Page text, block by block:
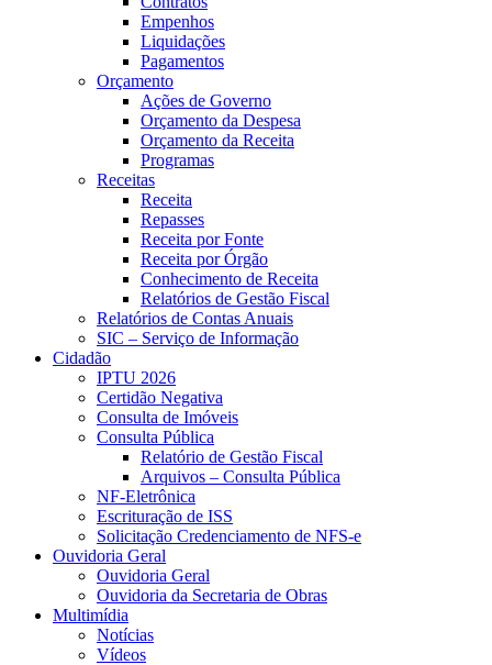
Empenhos
Liquidações
Pagamentos
Orçamento
Ações de Governo
Orçamento da Despesa
Orçamento da Receita
Programas
Receitas
Receita
Repasses
Receita por Fonte
Receita por Órgão
Conhecimento de Receita
Relatórios de Gestão Fiscal
Relatórios de Contas Anuais
SIC – Serviço de Informação
Cidadão
IPTU 2026
Certidão Negativa
Consulta de Imóveis
Consulta Pública
Relatório de Gestão Fiscal
Arquivos – Consulta Pública
NF-Eletrônica
Escrituração de ISS
Solicitação Credenciamento de NFS-e
Ouvidoria Geral
Ouvidoria Geral
Ouvidoria da Secretaria de Obras
Multimídia
Notícias
Vídeos